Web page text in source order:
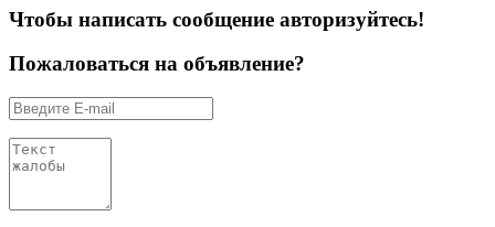
Чтобы написать сообщение авторизуйтесь!
Пожаловаться на объявление?